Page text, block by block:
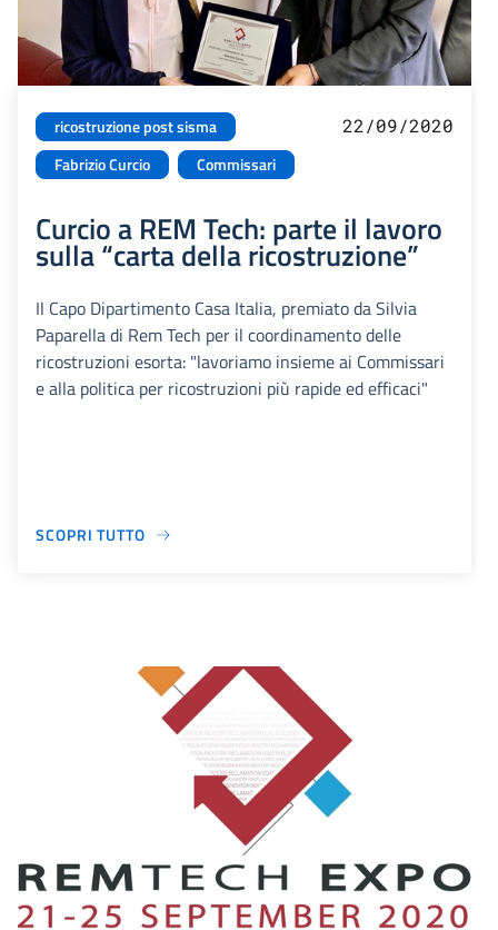
ricostruzione post sisma
Fabrizio Curcio
Commissari
22/09/2020
Curcio a REM Tech: parte il lavoro
sulla “carta della ricostruzione”
Il Capo Dipartimento Casa Italia, premiato da Silvia
Paparella di Rem Tech per il coordinamento delle
ricostruzioni esorta: "lavoriamo insieme ai Commissari
e alla politica per ricostruzioni più rapide ed efficaci"
SCOPRI TUTTO